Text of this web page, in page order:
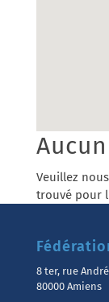
Veuillez
trouvé pour
8 ter, rue
80000 Amiens